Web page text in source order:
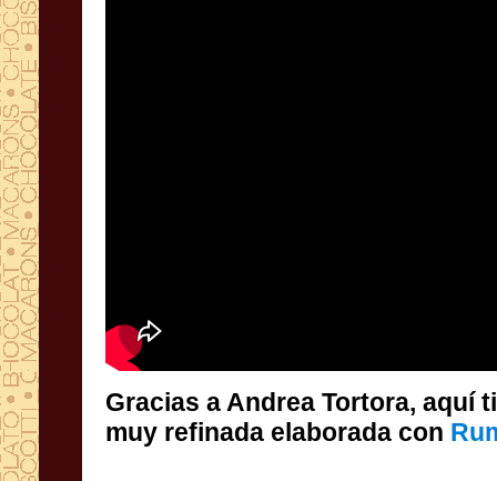
Gracias a Andrea Tortora, aquí
muy refinada elaborada con